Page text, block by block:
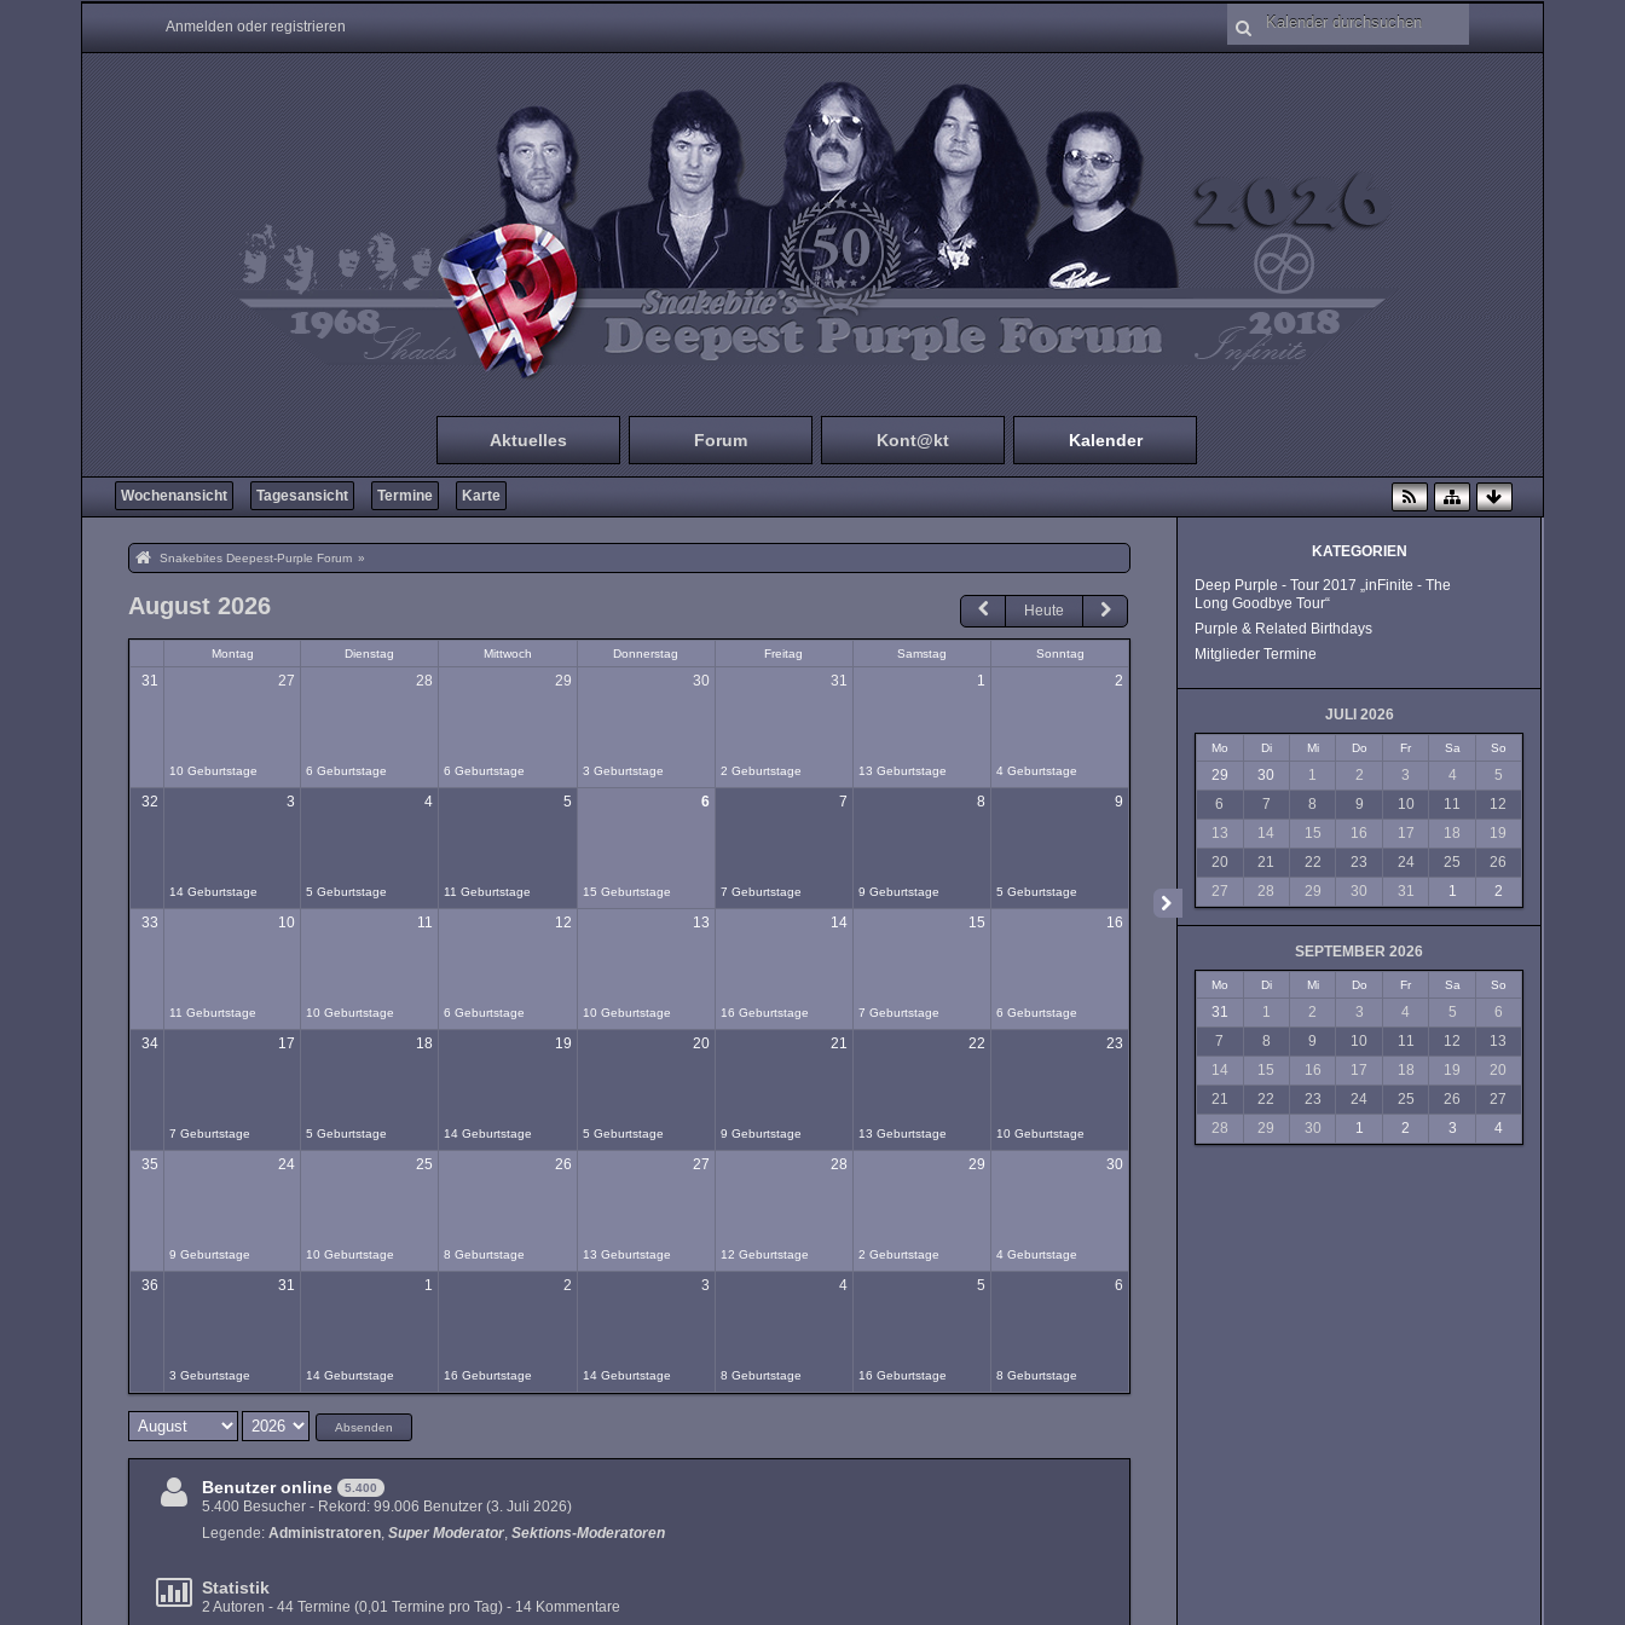
Anmelden oder registrieren
Aktuelles Forum Kont@kt Kalender
Wochenansicht Tagesansicht Termine Karte
Snakebites Deepest-Purple Forum »
August 2026 Heute
Montag Dienstag Mittwoch Donnerstag Freitag Samstag Sonntag
31 27
10 Geburtstage
28
6 Geburtstage
29
6 Geburtstage
30
3 Geburtstage
31
2 Geburtstage
1
13 Geburtstage
2
4 Geburtstage
32 3
14 Geburtstage
4
5 Geburtstage
5
11 Geburtstage
6
15 Geburtstage
7
7 Geburtstage
8
9 Geburtstage
9
5 Geburtstage
33 10
11 Geburtstage
11
10 Geburtstage
12
6 Geburtstage
13
10 Geburtstage
14
16 Geburtstage
15
7 Geburtstage
16
6 Geburtstage
34 17
7 Geburtstage
18
5 Geburtstage
19
14 Geburtstage
20
5 Geburtstage
21
9 Geburtstage
22
13 Geburtstage
23
10 Geburtstage
35 24
9 Geburtstage
25
10 Geburtstage
26
8 Geburtstage
27
13 Geburtstage
28
12 Geburtstage
29
2 Geburtstage
30
4 Geburtstage
36 31
3 Geburtstage
1
14 Geburtstage
2
16 Geburtstage
3
14 Geburtstage
4
8 Geburtstage
5
16 Geburtstage
6
8 Geburtstage
Absenden
Benutzer online 5.400
5.400 Besucher - Rekord: 99.006 Benutzer (3. Juli 2026)
Legende: Administratoren Super Moderator Sektions-Moderatoren
Statistik
2 Autoren - 44 Termine (0,01 Termine pro Tag) - 14 Kommentare
KATEGORIEN
Deep Purple - Tour 2017 „inFinite - The
Long Goodbye Tour“
Purple & Related Birthdays
Mitglieder Termine
JULI 2026
Mo Di Mi Do Fr Sa So
29 30 1 2 3 4
5
6
7 8 9 10 11
12
13
14 15 16 17 18
19
20
21 22 23 24 25
26
27
28 29 30 31 1 2
SEPTEMBER 2026
Mo Di Mi Do Fr Sa So
31 1 2 3 4 5
6
7
8 9 10 11 12
13
14
15 16 17 18 19
20
21
22 23 24 25 26
27
28
29 30 1 2 3 4